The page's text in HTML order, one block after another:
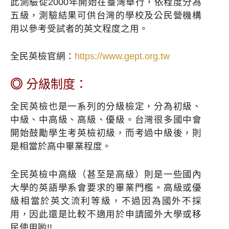
此測驗從2000年開始在臺灣舉行，依程度分為
五級，測驗結果可供台灣的學校及公民營機構
用以參考受試者的英文程度之用。
全民英檢官網： https://www.gept.org.tw
◎ 分級制度：
全民英檢也是一系列的分級檢定，分為初級、
中級、中高級、高級、優級。台灣很多國中會
開始鼓勵學生考英檢初級，而考過中級後，則
是相當於高中畢業程度。
全民英檢中高級（甚至是高級）則是一些國內
大學的英語學系會要求的畢業門檻。高級或優
級相當於英文流利等級，不過因為國外不採
用，因此還是比較不適用於申請國外大學或移